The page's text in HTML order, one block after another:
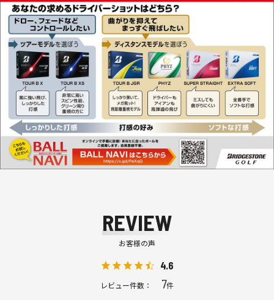
REVIEW
お客様の声
4.6
レビュー件数： 7件